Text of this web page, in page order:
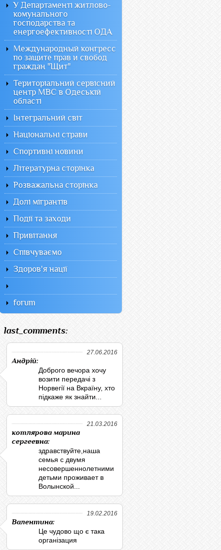
У Департаменті житлово-
комунального
господарства та
енергоефективності ОДА
Международный конгресс
по защите прав и свобод
граждан "Щит"
Територіальний сервісний
центр МВС в Одеській
області
Інтегральний світ
Національні страви
Спортивні новини
Літературна сторінка
Розважальна сторінка
Долі мігрантів
Події та заходи
Привітання
Співчуваємо
Здоров'я нації
forum
last_comments:
27.06.2016
Андрій:
Доброго вечора хочу
возити передачі з
Норвегії на Вкраїну, хто
підкаже як знайти...
21.03.2016
котлярова марина
сергеевна:
здравствуйте,наша
семья с двумя
несовершеннолетними
детьми проживает в
Волынской...
19.02.2016
Валентина:
Це чудово що є така
організация